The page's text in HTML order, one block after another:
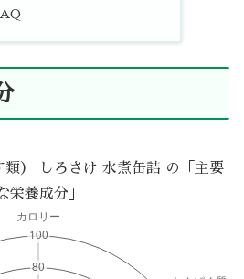
類） しろさけ 水煮缶詰 の「主要
栄養成分」